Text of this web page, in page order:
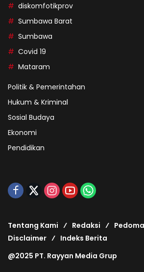
diskomfotikprov
Sumbawa Barat
Sumbawa
Covid 19
Mataram
Politik & Pemerintahan
Hukum & Kriminal
Sosial Budaya
Ekonomi
Pendidikan
Tentang Kami Redaksi
Disclaimer
Indeks Berita
@2025 PT. Rayyan Media Grup